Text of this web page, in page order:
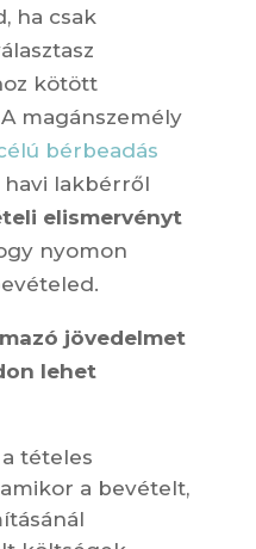
ha csak
kötött
magánszemély
bérbeadás
lakbérről
elismervényt
nyomon
jövedelmet
lehet
tételes
a bevételt,